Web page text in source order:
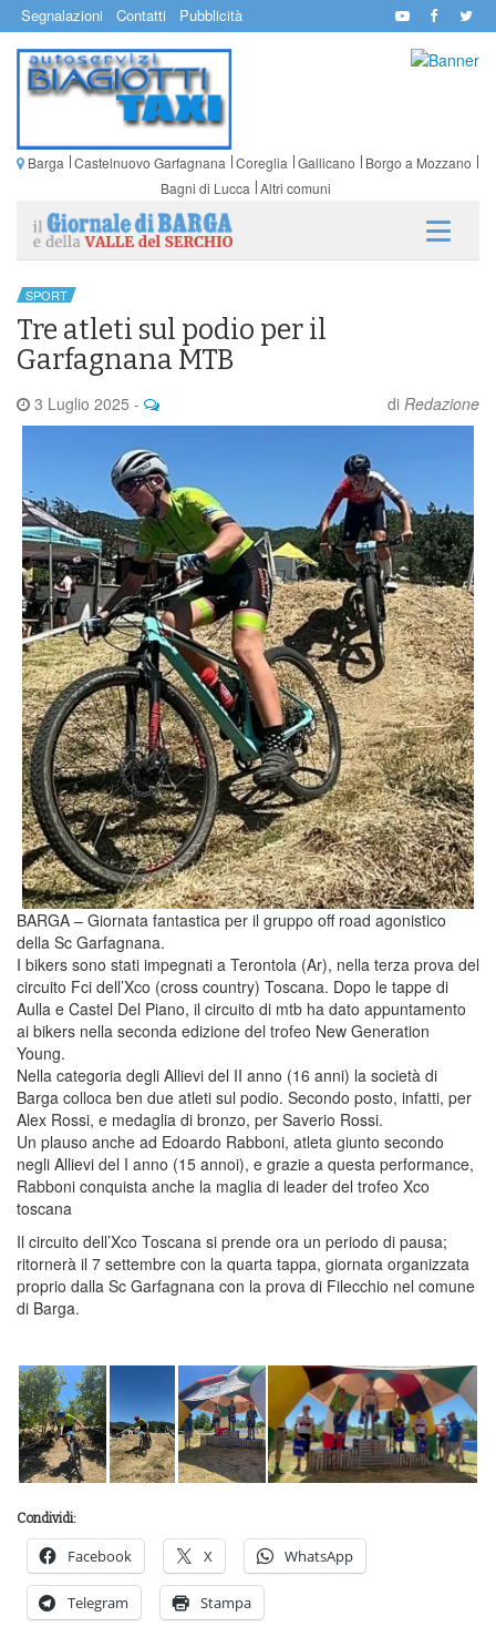
Segnalazioni Contatti Pubblicità
Barga Castelnuovo Garfagnana Coreglia Gallicano
Borgo a Mozzano
Bagni di Lucca Altri comuni
SPORT
Tre atleti sul podio per il
Garfagnana MTB
3 Luglio 2025 - di Redazione
BARGA – Giornata fantastica per il gruppo off road agonistico
della Sc Garfagnana.
I bikers sono stati impegnati a Terontola (Ar), nella terza prova del
circuito Fci dell’Xco (cross country) Toscana. Dopo le tappe di
Aulla e Castel Del Piano, il circuito di mtb ha dato appuntamento
ai bikers nella seconda edizione del trofeo New Generation
Young.
Nella categoria degli Allievi del II anno (16 anni) la società di
Barga colloca ben due atleti sul podio. Secondo posto, infatti, per
Alex Rossi, e medaglia di bronzo, per Saverio Rossi.
Un plauso anche ad Edoardo Rabboni, atleta giunto secondo
negli Allievi del I anno (15 annoi), e grazie a questa performance,
Rabboni conquista anche la maglia di leader del trofeo Xco
toscana
Il circuito dell’Xco Toscana si prende ora un periodo di pausa;
ritornerà il 7 settembre con la quarta tappa, giornata organizzata
proprio dalla Sc Garfagnana con la prova di Filecchio nel comune
di Barga.
Condividi:
Facebook X WhatsApp
Telegram Stampa